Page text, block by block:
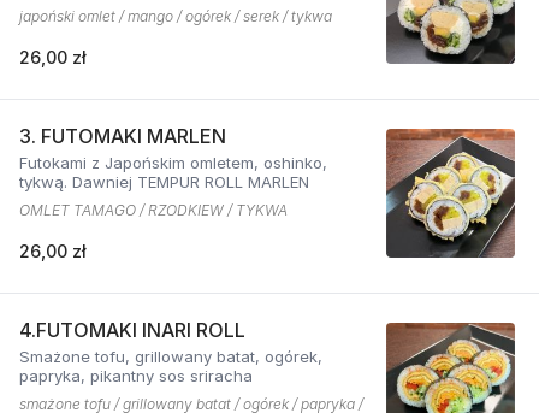
japoński omlet / mango / ogórek / serek / tykwa
26,00 zł
3. FUTOMAKI MARLEN
Futokami z Japońskim omletem, oshinko,
tykwą. Dawniej TEMPUR ROLL MARLEN
OMLET TAMAGO / RZODKIEW / TYKWA
26,00 zł
4.FUTOMAKI INARI ROLL
Smażone tofu, grillowany batat, ogórek,
papryka, pikantny sos sriracha
smażone tofu / grillowany batat / ogórek / papryka /